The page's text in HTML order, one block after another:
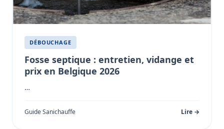
DÉBOUCHAGE
Fosse septique : entretien, vidange et
prix en Belgique 2026
…
Guide Sanichauffe Lire →